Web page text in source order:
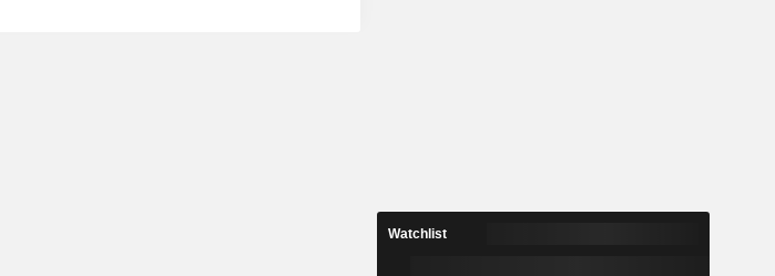
Watchlist